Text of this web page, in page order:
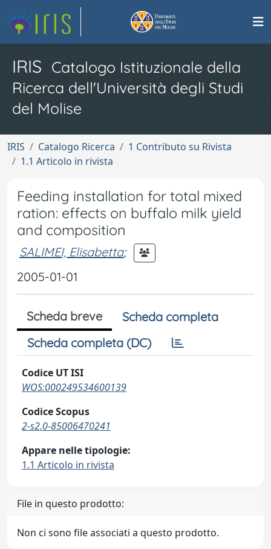
IRIS Catalogo Istituzionale della
Ricerca dell'Università degli Studi
del Molise
IRIS Catalogo Ricerca
1 Contributo su Rivista
1.1 Articolo in rivista
Feeding installation for total mixed
ration: effects on buffalo milk yield
and composition
SALIMEI, Elisabetta;
2005-01-01
Scheda breve
Scheda completa
Scheda completa (DC)
Codice UT ISI
WOS:000249534600139
Codice Scopus
2-s2.0-85006470241
Appare nelle tipologie:
1.1 Articolo in rivista
File in questo prodotto:
Non ci sono file associati a questo prodotto.